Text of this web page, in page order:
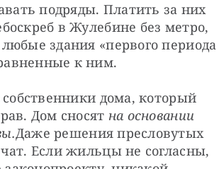
подряды. Платить за них
в Жулебине без метро,
здания «первого периода
к ним.
дома, который
Дом сносят на основании
Даже решения пресловутых
Если жильцы не согласны,